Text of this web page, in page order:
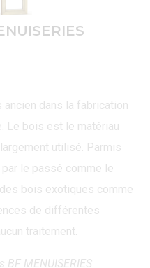
dans la fabrication
Le bois est le matériau
utilisé. Parmis
le passé comme le
bois exotiques comme
de différentes
traitement.
MENUISERIES